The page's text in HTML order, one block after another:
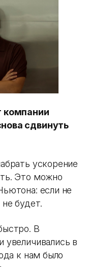
компании
сдвинуть
ускорение
Это можно
если не
будет.
В
увеличивались в
к нам было